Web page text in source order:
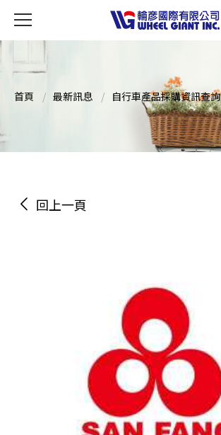
首頁 最新訊息 自行車產品採購資訊查詢
回上一頁